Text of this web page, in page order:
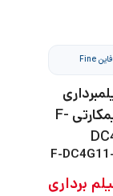
فاین Fine
خودرو سیمکارتی F-
پارت نامبر: F-DC4G11-
برداری